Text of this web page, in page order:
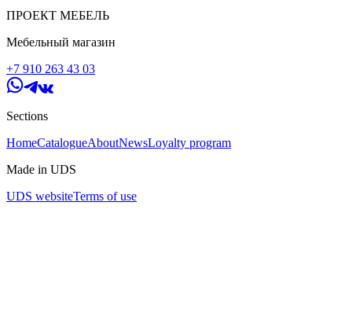
ПРОЕКТ МЕБЕЛЬ
Мебельный магазин
+7 910 263 43 03
Sections
HomeCatalogueAboutNewsLoyalty program
Made in UDS
UDS websiteTerms of use